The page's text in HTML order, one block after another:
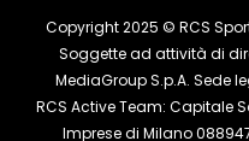
Copyright 2025 © RCS
Soggette ad attività di
MediaGroup S.p.A. Sede
RCS Active Team: Capitale
Imprese di Milano